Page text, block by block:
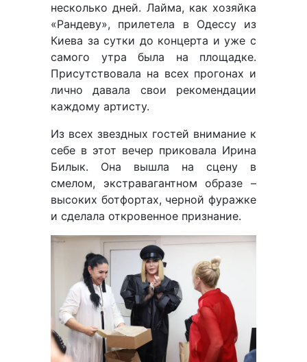
несколько дней. Лайма, как хозяйка
«Рандеву», прилетела в Одессу из
Киева за сутки до концерта и уже с
самого утра была на площадке.
Присутствовала на всех прогонах и
лично давала свои рекомендации
каждому артисту.
Из всех звездных гостей внимание к
себе в этот вечер приковала Ирина
Билык. Она вышла на сцену в
смелом, экстравагантном образе –
высоких ботфортах, черной фуражке
и сделала откровенное признание.